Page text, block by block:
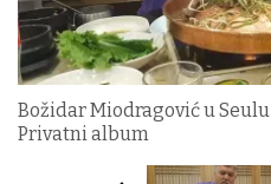
Božidar Miodragović u
Privatni album